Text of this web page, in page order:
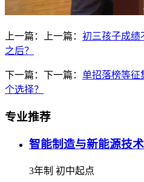
上一篇：上一篇： 初三孩子成绩
之后？
下一篇：下一篇： 单招落榜等征
个选择？
专业推荐
智能制造与新能源技术
3年制 初中起点